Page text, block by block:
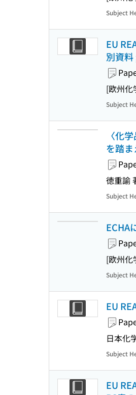
Subject
EU
別資
[欧州化
Subject
〈化
を踏ま
徳重諭
Subject
ECHA
[欧州化
Subject
EU
日本化
Subject
EU